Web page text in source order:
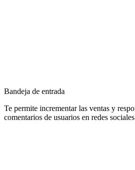
Bandeja de entrada
Te permite incrementar las ventas y
comentarios de usuarios en redes